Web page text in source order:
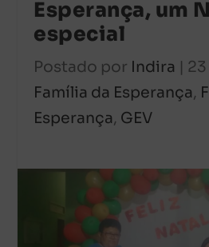
Esperança, um
especial
Postado por Indira |
Família da Esperança,
Esperança, GEV